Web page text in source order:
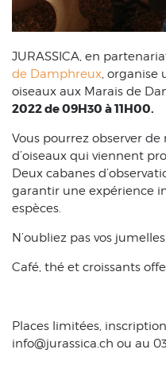
JURASSICA, en
de Damphreux, organise
oiseaux aux Marais de
2022 de 09H30 à 11H00.
Vous pourrez observer
d’oiseaux qui viennent
Deux cabanes
garantir une expérience
espèces.
N’oubliez pas vos
Café, thé et croissants
Places limitées,
info@jurassica.ch ou au